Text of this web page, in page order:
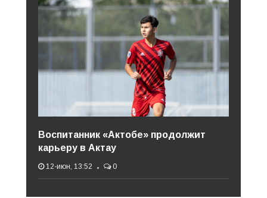
Воспитанник «Актобе» продолжит
карьеру в Актау
12-июн, 13:52 0